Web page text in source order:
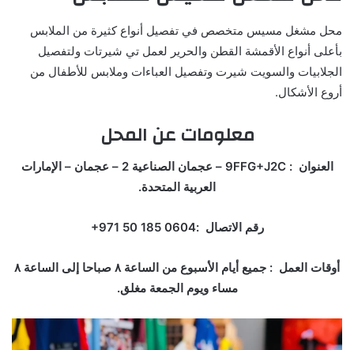
محل مشغل مسيس متخصص في تفصيل أنواع كثيرة من الملابس
بأعلى أنواع الأقمشة القطن والحرير لعمل تي شيرتات ولتفصيل
الجلابيات والسويت شيرت وتفصيل العباءات وملابس للأطفال من
أروع الأشكال.
معلومات عن المحل
العنوان : 9FFG+J2C – عجمان الصناعية 2 – عجمان – الإمارات
العربية المتحدة.
رقم الاتصال :‏‪+971 50 185 0604‏
أوقات العمل : جميع أيام الأسبوع من الساعة ٨ صباحا إلى الساعة ٨
مساء ويوم الجمعة مغلق.